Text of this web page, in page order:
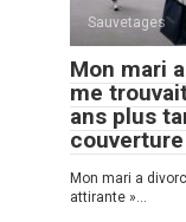
Sauvetages
Mon mari
me
ans plus
couverture
Mon mari a
attirante »…